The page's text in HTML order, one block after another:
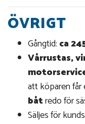
ÖVRIGT
Gångtid: ca
Vårrustas,
att köparen får
båtredo för
Säljes för